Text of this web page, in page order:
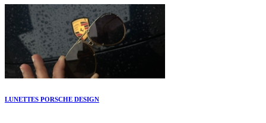
LUNETTES PORSCHE DESIGN